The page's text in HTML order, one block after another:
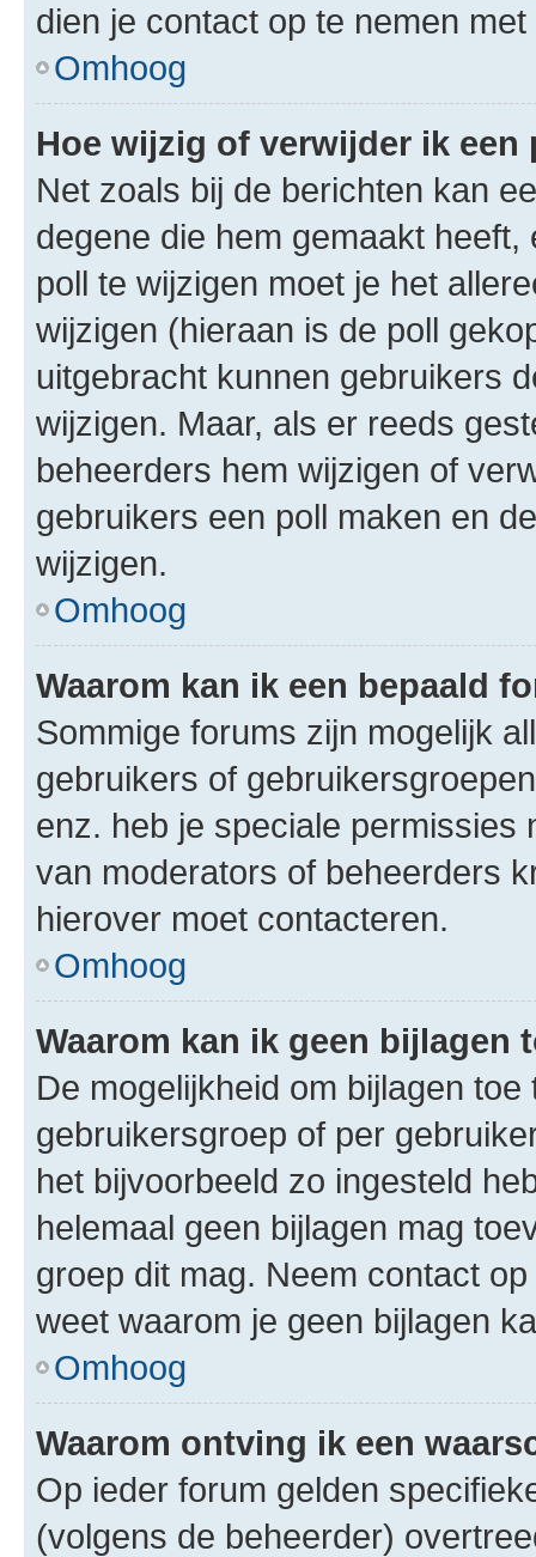
dien je contact op te nemen
Omhoog
Hoe wijzig of verwijder ik een
Net zoals bij de berichten kan
degene die hem gemaakt
poll te wijzigen moet je het
wijzigen (hieraan is de poll
uitgebracht kunnen gebruikers
wijzigen. Maar, als er reeds
beheerders hem wijzigen of
gebruikers een poll maken en
wijzigen.
Omhoog
Waarom kan ik een bepaald
Sommige forums zijn mogelijk
gebruikers of
enz. heb je speciale permissies
van moderators of beheerders
hierover moet contacteren.
Omhoog
Waarom kan ik geen bijlagen
De mogelijkheid om bijlagen
gebruikersgroep of per
het bijvoorbeeld zo ingesteld
helemaal geen bijlagen mag
groep dit mag. Neem contact
weet waarom je geen bijlagen
Omhoog
Waarom ontving ik een
Op ieder forum gelden
(volgens de beheerder)